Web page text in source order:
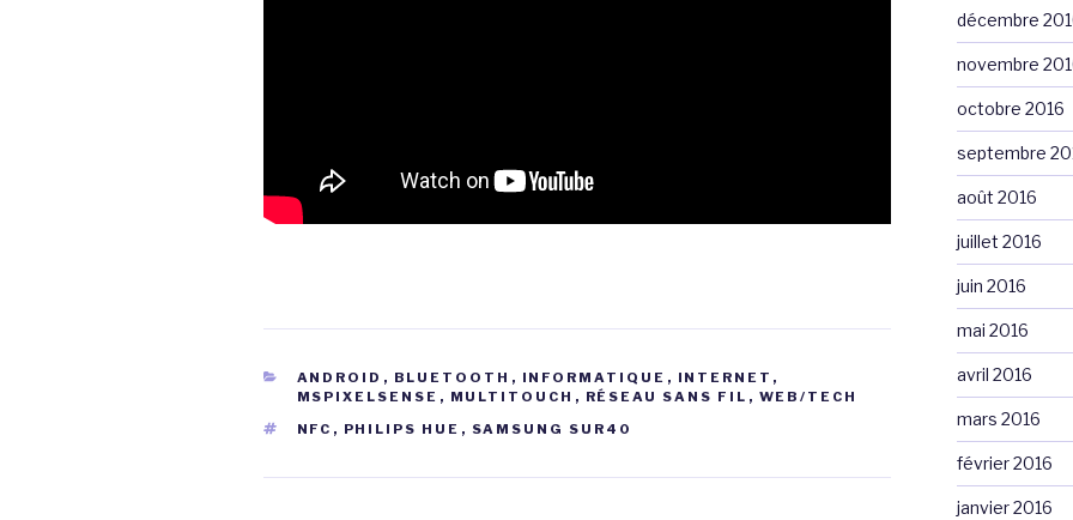
CATÉGORIES
ANDROID , BLUETOOTH , INFORMATIQUE , INTERNET ,
MSPIXELSENSE , MULTITOUCH , RÉSEAU SANS FIL , WEB/TECH
ÉTIQUETTES
NFC , PHILIPS HUE , SAMSUNG SUR40
décembre
novembre
octobre 2016
septembre
août 2016
juillet 2016
juin 2016
mai 2016
avril 2016
mars 2016
février 2016
janvier 2016